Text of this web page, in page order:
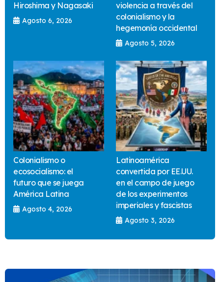
Hiroshima y Nagasaki
Agosto 6, 2026
violencia a través del
colonialismo y la
hegemonía occidental
Agosto 5, 2026
Colonialismo o
ecosocialismo: el
futuro que se juega
América Latina
Agosto 4, 2026
Latinoamérica
convertida por EE.UU.
en el campo de juego
de los experimentos
imperiales y fascistas
Agosto 3, 2026